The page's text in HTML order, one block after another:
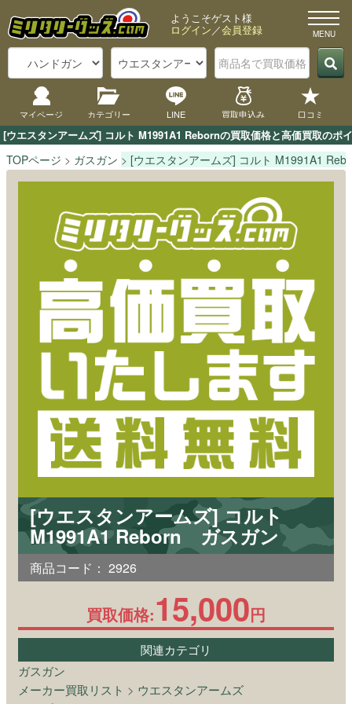
[ウエスタンアームズ] コルト M1991A1 Rebornの買取価格と高価買取のポ
ようこそゲスト様
ログイン／会員登録
マイページ カテゴリー LINE 買取申込み 口コミ
TOPページ ガスガン [ウエスタンアームズ] コルト M1991A1
[ウエスタンアームズ] コルト
M1991A1 Reborn ガスガン
商品コード： 2926
買取価格:15,000円
関連カテゴリ
ガスガン
メーカー買取リスト > ウエスタンアームズ